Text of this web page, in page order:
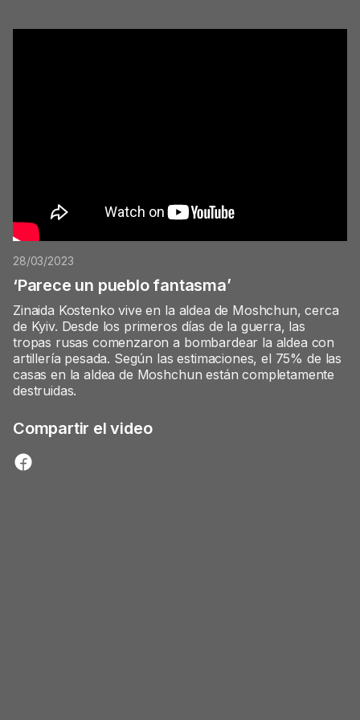
28/03/2023
‘Parece un pueblo fantasma’
Zinaida Kostenko vive en la aldea de Moshchun, cerca
de Kyiv. Desde los primeros días de la guerra, las
tropas rusas comenzaron a bombardear la aldea con
artillería pesada. Según las estimaciones, el 75% de las
casas en la aldea de Moshchun están completamente
destruidas.
Compartir el video